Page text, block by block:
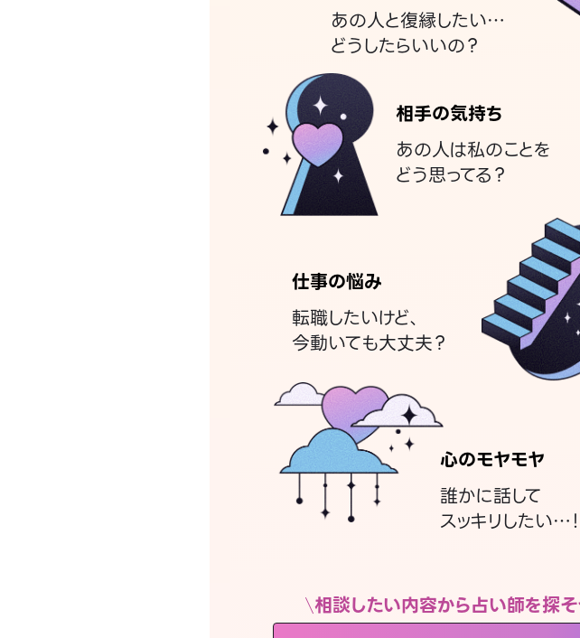
あの人と復縁したい…
どうしたらいいの？
相手の気持ち
あの人は私のことを
どう思ってる？
仕事の悩み
転職したいけど、
今動いても大丈夫？
心のモヤモヤ
誰かに話して
スッキリしたい…！
相談したい内容から占い師を探そ